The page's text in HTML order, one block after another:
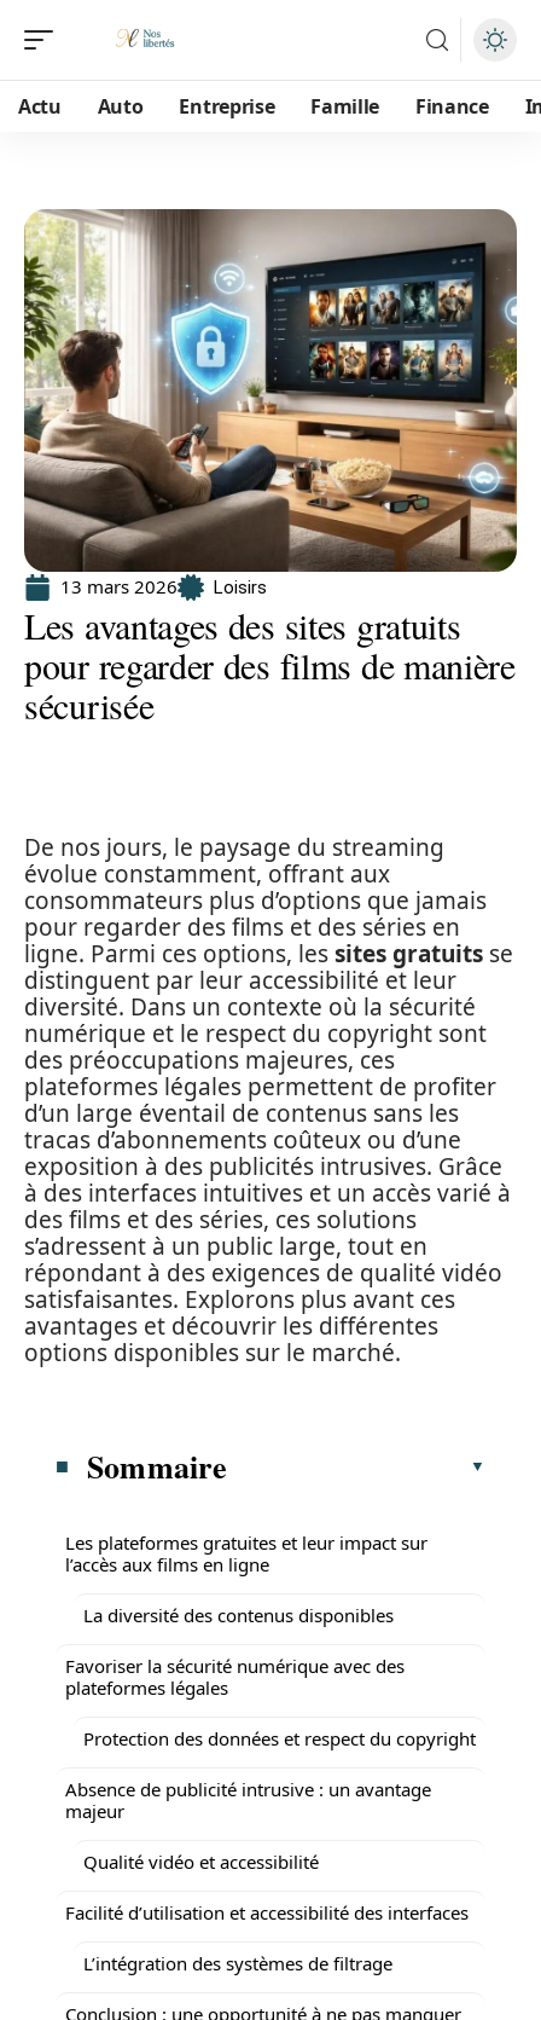
Actu Auto Entreprise Famille Finance
13 mars 2026 Loisirs
Les avantages des sites gratuits
pour regarder des films de manière
sécurisée
De nos jours, le paysage du streaming
évolue constamment, offrant aux
consommateurs plus d’options que jamais
pour regarder des films et des séries en
ligne. Parmi ces options, lessites gratuits se
distinguent par leur accessibilité et leur
diversité. Dans un contexte où la sécurité
numérique et le respect du copyright sont
des préoccupations majeures, ces
plateformes légales permettent de profiter
d’un large éventail de contenus sans les
tracas d’abonnements coûteux ou d’une
exposition à des publicités intrusives. Grâce
à des interfaces intuitives et un accès varié à
des films et des séries, ces solutions
s’adressent à un public large, tout en
répondant à des exigences de qualité vidéo
satisfaisantes. Explorons plus avant ces
avantages et découvrir les différentes
options disponibles sur le marché.
Sommaire
Les plateformes gratuites et leur impact sur
l’accès aux films en ligne
La diversité des contenus disponibles
Favoriser la sécurité numérique avec des
plateformes légales
Protection des données et respect du copyright
Absence de publicité intrusive : un avantage
majeur
Qualité vidéo et accessibilité
Facilité d’utilisation et accessibilité des interfaces
L’intégration des systèmes de filtrage
Conclusion : une opportunité à ne pas manquer